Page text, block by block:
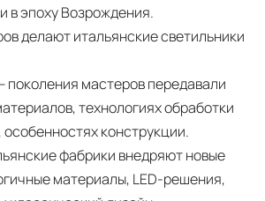
в эпоху Возрождения.
делают итальянские светильники
поколения мастеров передавали
технологиях обработки
конструкции.
фабрики внедряют новые
материалы, LED-решения,